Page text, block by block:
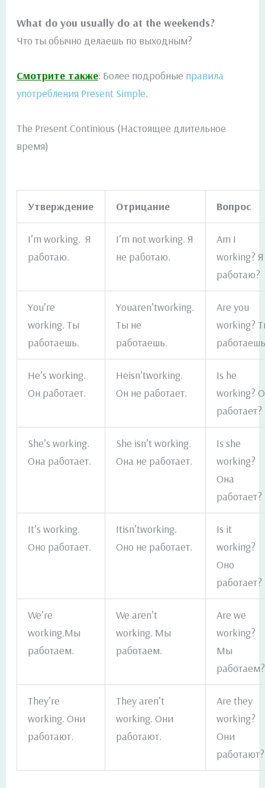
What do you usually do at the weekends?
Что ты обычно делаешь по выходным?
Смотрите также: Более подробные правила
употребления Present Simple.
The Present Continious (Настоящее длительное
время)
Утверждение Отрицание Вопрос
I’m working. Я
работаю.
I’m not working. Я
не работаю.
Am I
working? Я
работаю?
You’re
working. Ты
работаешь.
Youaren’tworking.
Ты не
работаешь.
Are you
working?
He’s working.
Он работает.
Heisn’tworking.
Он не работает.
Is he
working?
работает?
She’s working.
Она работает.
She isn’t working.
Она не работает.
Is she
working?
Она
работает?
It’s working.
Оно работает.
Itisn’tworking.
Оно не работает.
Is it
working?
Оно
работает?
We’re
working.Мы
работаем.
We aren’t
working. Мы
работаем.
Are we
working?
Мы
работаем?
They’re
working. Они
работают.
They aren’t
working. Они
работают.
Are they
working?
Они
работают?